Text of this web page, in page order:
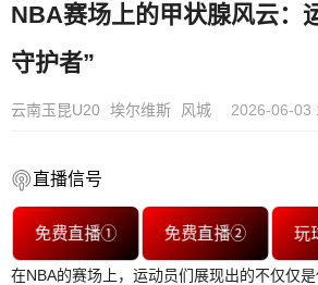
NBA赛场上的甲状腺风云：
守护者”
云南玉昆U20 埃尔维斯 风城 2026-06-03
直播信号
免费直播① 免费直播② 玩
在NBA的赛场上，运动员们展现出的不仅仅